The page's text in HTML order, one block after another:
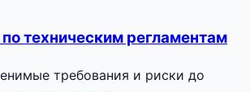
техническим регламентам
требования и риски до